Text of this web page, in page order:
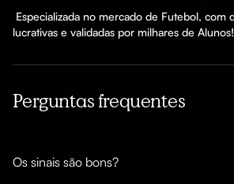
lucrativas e validadas por milhares de Alunos!
Perguntas frequentes
Os sinais são bons?